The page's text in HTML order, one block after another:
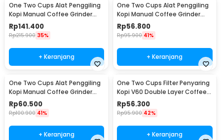
One Two Cups Alat Penggiling
Kopi Manual Coffee Grinder
Wood 30g - CW85532
Rp141.400
Rp215.900 35%
+ Keranjang
One Two Cups Alat Penggiling
Kopi Manual Coffee Grinder
160ml - CF012
Rp56.800
Rp95.900 41%
+ Keranjang
One Two Cups Alat Penggiling
Kopi Manual Coffee Grinder
Adjustable - RHNHA0176
Rp60.500
Rp100.900 41%
+ Keranjang
One Two Cups Filter Penyaring
Kopi V60 Double Layer Coffee
Filter - FS-40S
Rp56.300
Rp95.900 42%
+ Keranjang